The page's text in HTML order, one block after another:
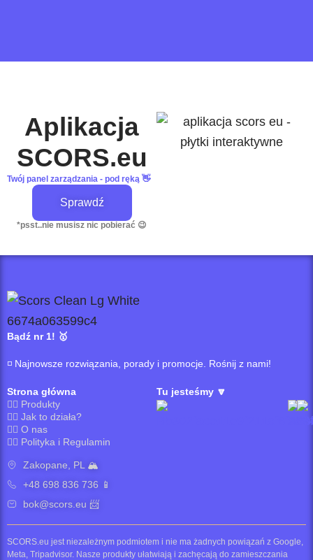
Aplikacja
SCORS.eu
Twój panel zarządzania - pod ręką 👋
Sprawdź
*psst..nie musisz nic pobierać 😉
Bądź nr 1! 🥇
◽️ Najnowsze rozwiązania, porady i promocje. Rośnij z nami!
Strona główna
👉🏼 Produkty
👉🏼 Jak to działa?
👉🏼 O nas
👉🏼 Polityka i Regulamin
Zakopane, PL 🏔
+48 698 836 736 📱
bok@scors.eu 📨
Tu jesteśmy 🔽
SCORS.eu jest niezależnym podmiotem i nie ma żadnych powiązań z Google,
Meta, Tripadvisor. Nasze produkty ułatwiają i zachęcają do zamieszczania